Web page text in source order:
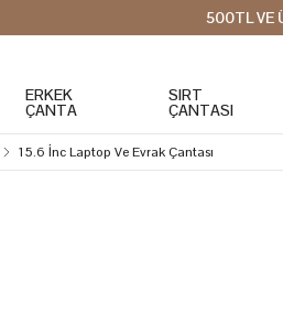
500TL VE
ERKEK
ÇANTA
SIRT
ÇANTASI
15.6 İnc Laptop Ve Evrak Çantası